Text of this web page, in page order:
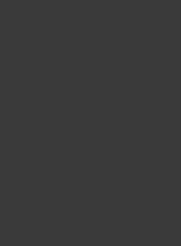
واستغلال حاجة
عن حياة أفضل
الرقابة
إلى وسائل
عن حجم اليأس
حادثة العثور
داخل شاحنة
حلقة جديدة
تسلط الضوء
التحديات
الفرنسية بين